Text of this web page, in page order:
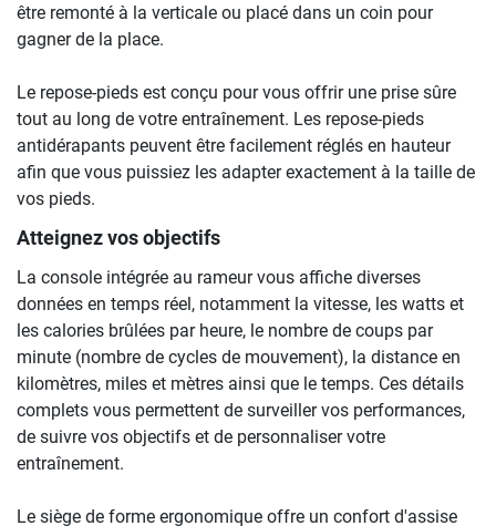
être remonté à la verticale ou placé dans un coin pour
gagner de la place.
Le repose-pieds est conçu pour vous offrir une prise sûre
tout au long de votre entraînement. Les repose-pieds
antidérapants peuvent être facilement réglés en hauteur
afin que vous puissiez les adapter exactement à la taille de
vos pieds.
Atteignez vos objectifs
La console intégrée au rameur vous affiche diverses
données en temps réel, notamment la vitesse, les watts et
les calories brûlées par heure, le nombre de coups par
minute (nombre de cycles de mouvement), la distance en
kilomètres, miles et mètres ainsi que le temps. Ces détails
complets vous permettent de surveiller vos performances,
de suivre vos objectifs et de personnaliser votre
entraînement.
Le siège de forme ergonomique offre un confort d'assise